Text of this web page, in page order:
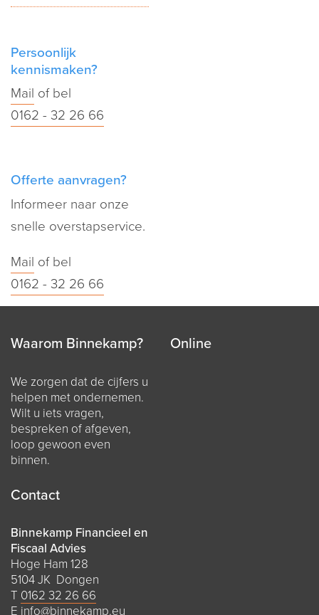
Persoonlijk
kennismaken?
Mail of bel
0162 - 32 26 66
Offerte aanvragen?
Informeer naar onze
snelle overstapservice.
Mail of bel
0162 - 32 26 66
Waarom Binnekamp?
We zorgen dat de cijfers u
helpen met ondernemen.
Wilt u iets vragen,
bespreken of afgeven,
loop gewoon even
binnen.
Online
Contact
Binnekamp Financieel en
Fiscaal Advies
Hoge Ham 128
5104 JK Dongen
T 0162 32 26 66
E info@binnekamp.eu